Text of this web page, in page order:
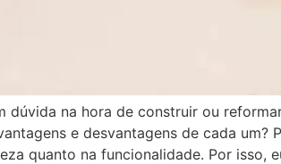
na hora de construir ou
e desvantagens de cada
quanto na funcionalidade. Por isso,